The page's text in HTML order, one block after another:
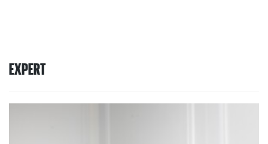
EXPERT